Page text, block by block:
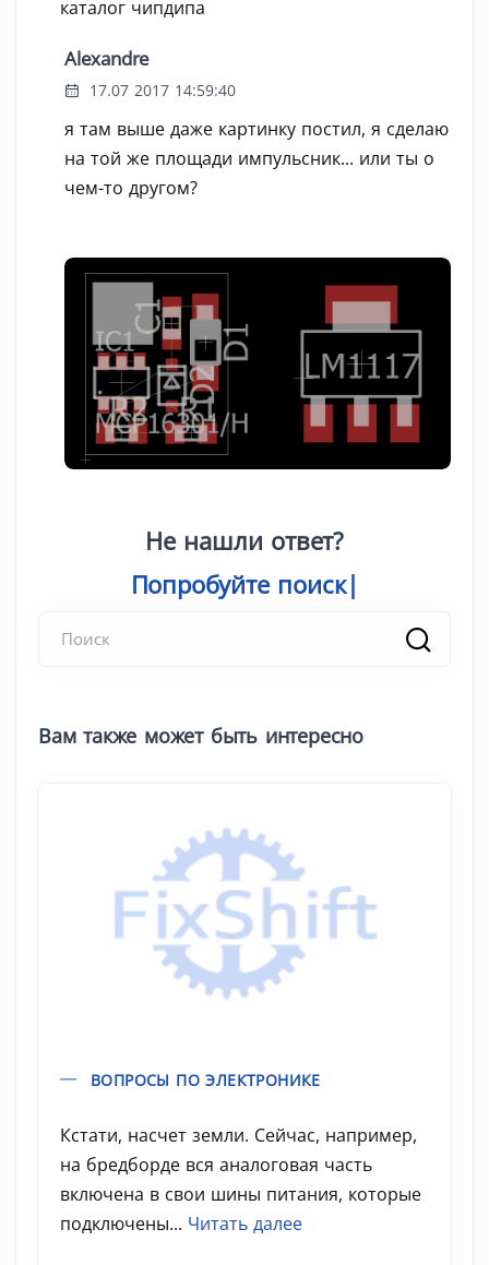
каталог чипдипа
Alexandre
17.07 2017 14:59:40
я там выше даже картинку постил, я сделаю
на той же площади импульсник... или ты о
чем-то другом?
Не нашли ответ?
Попробуйте п|
Вам также может быть интересно
ВОПРОСЫ ПО ЭЛЕКТРОНИКЕ
Кстати, насчет земли. Сейчас, например,
на бредборде вся аналоговая часть
включена в свои шины питания, которые
подключены... Читать далее